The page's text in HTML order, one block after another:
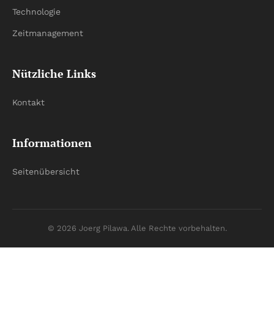
Technologie
Zeitmanagement
Nützliche Links
Kontakt
Informationen
Seitenübersicht
© 2026 Joerg Pilawa. Alle Rechte vorbehalten.